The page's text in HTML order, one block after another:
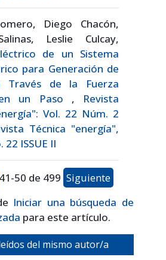
Diego Chacón,
Leslie Culcay,
de un Sistema
para Generación de
Través de la Fuerza
un Paso , Revista
Vol. 22 Núm. 2
Técnica "energía",
22 ISSUE II
41-50 de 499 Siguiente
Iniciar una búsqueda de
para este artículo.
del mismo autor/a